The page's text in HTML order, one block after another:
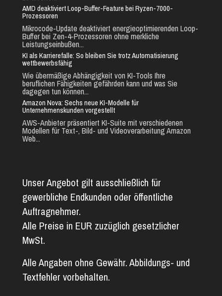
AMD deaktiviert Loop-Buffer-Feature bei Ryzen-7000-
Prozessoren
Mikrocode-Update deaktiviert energieoptimierenden Loop-
Buffer bei Zen-4-Prozessoren ohne merkliche
Leistungseinbußen...
KI als Karrierefalle: So bleiben Sie trotz Automatisierung
wettbewerbsfähig
Wie übermäßige Abhängigkeit von KI-Tools Ihre
beruflichen Fähigkeiten gefährden kann und was Sie
dagegen tun können...
Amazon Nova: Sechs neue KI-Modelle für
Unternehmenskunden vorgestellt
AWS-Anbieter präsentiert KI-Suite mit verschiedenen
Modellen für Text-, Bild- und Videoverarbeitung Amazon
Web...
Unser Angebot gilt ausschließlich für
gewerbliche Endkunden oder öffentliche
Auftragnehmer.
Alle Preise in EUR zuzüglich gesetzlicher
MwSt.
Alle Angaben ohne Gewähr. Abbildungs- und
Textfehler vorbehalten.